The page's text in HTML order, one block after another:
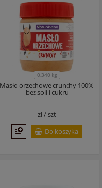
0,340 kg
Masło orzechowe crunchy 100%
bez soli i cukru
zł /szt
Do koszyka